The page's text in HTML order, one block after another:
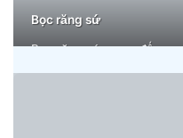
Bọc răng sứ
Bọc răng sứ mang đến